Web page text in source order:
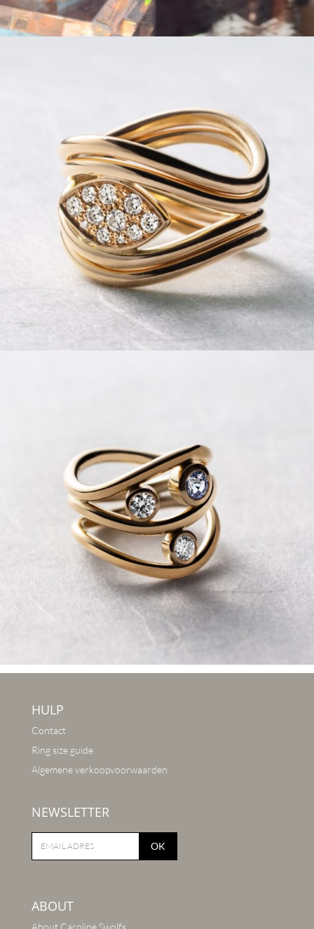
HULP
Contact
Ring size guide
Algemene verkoopvoorwaarden
NEWSLETTER
OK
ABOUT
About Caroline Swolfs